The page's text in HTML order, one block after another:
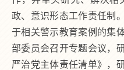
政、意识形态工作责任制
于相关警示教育案例的集
部委员会召开专题会议，
严治党主体责任清单》，